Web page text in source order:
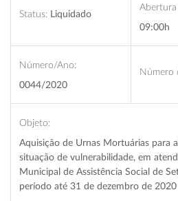
Status: Liquidado
Abertura
09:00h
Número/Ano:
0044/2020
Número
Objeto:
Aquisição de Urnas Mortuárias para
situação de vulnerabilidade, em
Municipal de Assistência Social de
período até 31 de dezembro de 2020